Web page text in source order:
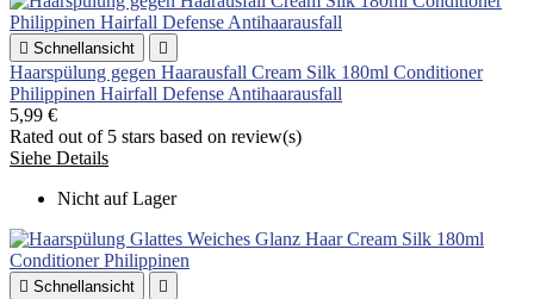
 Schnellansicht 
Haarspülung gegen Haarausfall Cream Silk 180ml Conditioner
Philippinen Hairfall Defense Antihaarausfall
5,99 €
Rated out of 5 stars based on review(s)
Siehe Details
Nicht auf Lager
 Schnellansicht 